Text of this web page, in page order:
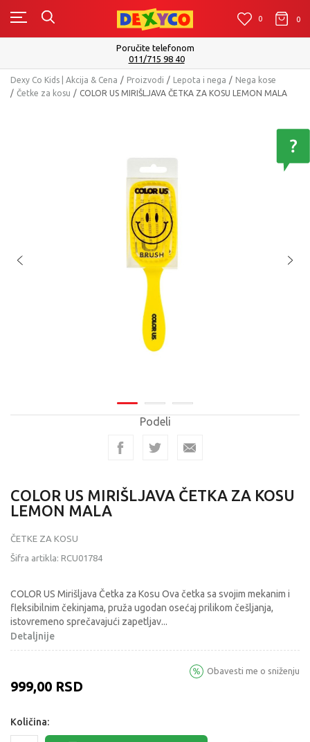
0 0 0
Isporuku možete očekivati u roku od 2 do 4 radna
Pogledaj više
Dexy Co Kids | Akcija & Cena Proizvodi Lepota i nega
Nega kose
Četke za kosu
COLOR US MIRIŠLJAVA ČETKA ZA KOSU LEMON MALA
Podeli
COLOR US MIRIŠLJAVA ČETKA ZA KOSU
LEMON MALA
ČETKE ZA KOSU
Šifra artikla: RCU01784
COLOR US Mirišljava Četka za Kosu Ova četka sa svojim mekanim i
fleksibilnim čekinjama, pruža ugodan osećaj prilikom češljanja,
istovremeno sprečavajući zapetljav...
Detaljnije
999,00 RSD
Obavesti me o sniženju
Količina: